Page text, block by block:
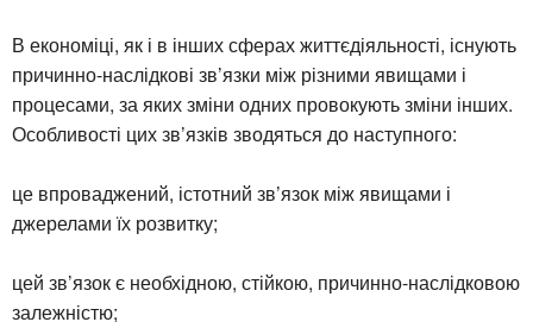
В економіці, як і в інших сферах життєдіяльності, існують
причинно-наслідкові зв’язки між різними явищами і
процесами, за яких зміни одних провокують зміни інших.
Особливості цих зв’язків зводяться до наступного:
це впроваджений, істотний зв’язок між явищами і
джерелами їх розвитку;
цей зв’язок є необхідною, стійкою, причинно-наслідковою
залежністю;